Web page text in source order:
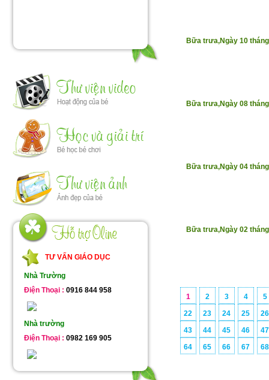
TƯ VẤN GIÁO DỤC
Nhà Trường
Điện Thoại : 0916 844 958
Nhà trường
Điện Thoại : 0982 169 905
Bữa trưa,Ngày 10
Bữa trưa,Ngày 08
Bữa trưa,Ngày 04
Bữa trưa,Ngày 02
1 2 3 4
5
22
23 24 25
26
43
44 45 46
47
64
65 66 67 68